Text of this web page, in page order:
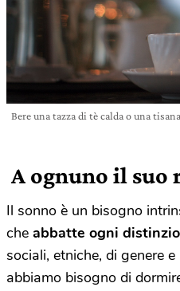
Bere una tazza di tè calda o una
A ognuno il suo
Il sonno è un bisogno
che abbatte ogni
sociali, etniche, di genere
abbiamo bisogno di